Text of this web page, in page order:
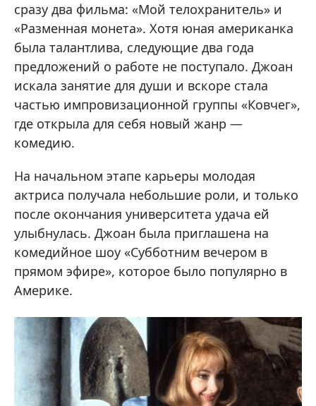
сразу два фильма: «Мой телохранитель» и
«Разменная монета». Хотя юная американка
была талантлива, следующие два года
предложений о работе не поступало. Джоан
искала занятие для души и вскоре стала
частью импровизационной группы «Ковчег»,
где открыла для себя новый жанр —
комедию.
На начальном этапе карьеры молодая
актриса получала небольшие роли, и только
после окончания университета удача ей
улыбнулась. Джоан была приглашена на
комедийное шоу «Субботним вечером в
прямом эфире», которое было популярно в
Америке.